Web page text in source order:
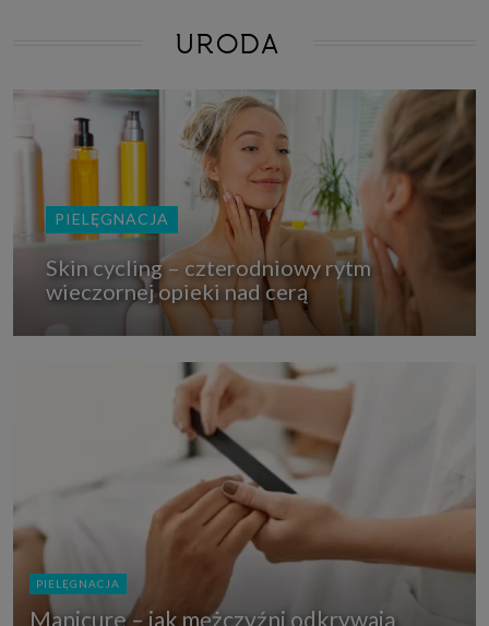
URODA
PIELĘGNACJA
Skin cycling – czterodniowy rytm
wieczornej opieki nad cerą
PIELĘGNACJA
Manicure – jak mężczyźni odkrywają